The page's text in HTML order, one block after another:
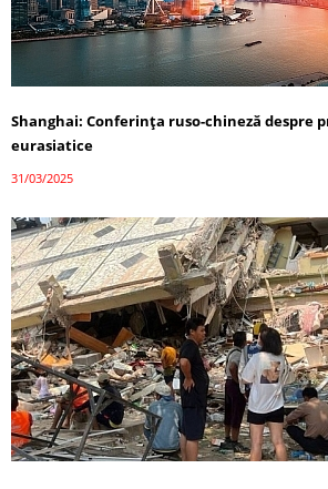
Shanghai: Conferința ruso-chineză despre
eurasiatice
31/03/2025